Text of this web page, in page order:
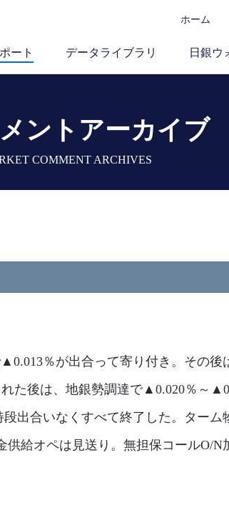
ホーム
ート データライブラリ 日銀ウ
ントアーカイブ
COMMENT ARCHIVES
％が出合って寄り付き。その後
た後は、地銀勢調達で▲0.020％～
出合いなくすべて終了した。ター
給オペは見送り。無担保コールO/